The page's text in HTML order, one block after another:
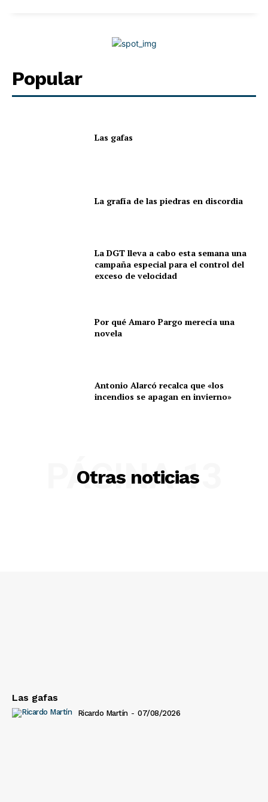
Popular
Las gafas
La grafía de las piedras en discordia
La DGT lleva a cabo esta semana una
campaña especial para el control del
exceso de velocidad
Por qué Amaro Pargo merecía una
novela
Antonio Alarcó recalca que «los
incendios se apagan en invierno»
Otras noticias
PÁGINA 13
Las gafas
Ricardo Martín - 07/08/2026